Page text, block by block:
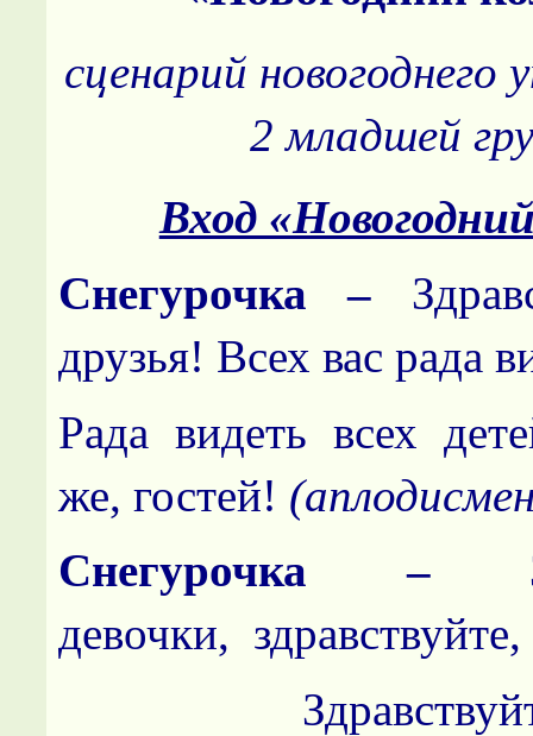
сценарий новогоднего
2 младшей
Вход
Снегурочка –
друзья! Всех вас рада
Рада видеть всех
же, гостей!
Снегурочка –
девочки,
Здравствуйте,